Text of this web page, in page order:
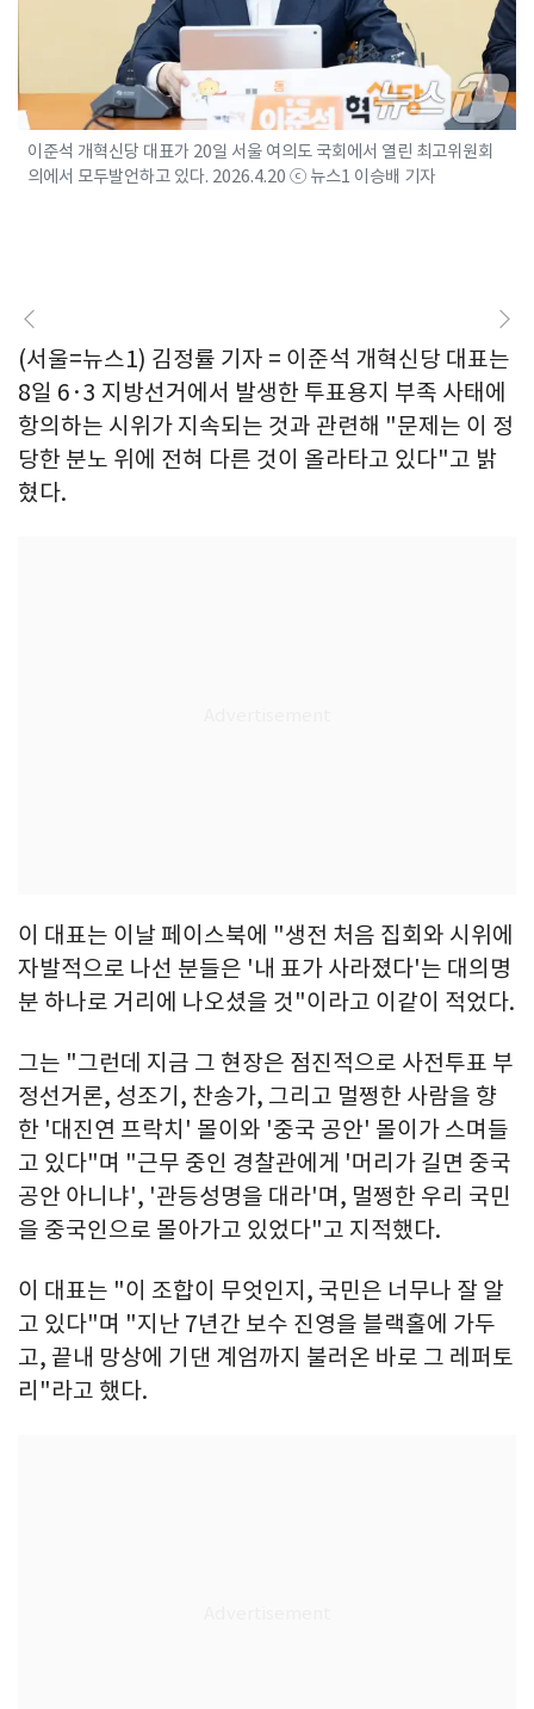
이준석 개혁신당 대표가 20일 서울 여의도 국회에서 열린 최고위원회
의에서 모두발언하고 있다. 2026.4.20 ⓒ 뉴스1 이승배 기자
(서울=뉴스1) 김정률 기자 = 이준석 개혁신당 대표는
8일 6·3 지방선거에서 발생한 투표용지 부족 사태에
항의하는 시위가 지속되는 것과 관련해 "문제는 이 정
당한 분노 위에 전혀 다른 것이 올라타고 있다"고 밝
혔다.
이 대표는 이날 페이스북에 "생전 처음 집회와 시위에
자발적으로 나선 분들은 '내 표가 사라졌다'는 대의명
분 하나로 거리에 나오셨을 것"이라고 이같이 적었다.
그는 "그런데 지금 그 현장은 점진적으로 사전투표 부
정선거론, 성조기, 찬송가, 그리고 멀쩡한 사람을 향
한 '대진연 프락치' 몰이와 '중국 공안' 몰이가 스며들
고 있다"며 "근무 중인 경찰관에게 '머리가 길면 중국
공안 아니냐', '관등성명을 대라'며, 멀쩡한 우리 국민
을 중국인으로 몰아가고 있었다"고 지적했다.
이 대표는 "이 조합이 무엇인지, 국민은 너무나 잘 알
고 있다"며 "지난 7년간 보수 진영을 블랙홀에 가두
고, 끝내 망상에 기댄 계엄까지 불러온 바로 그 레퍼토
리"라고 했다.